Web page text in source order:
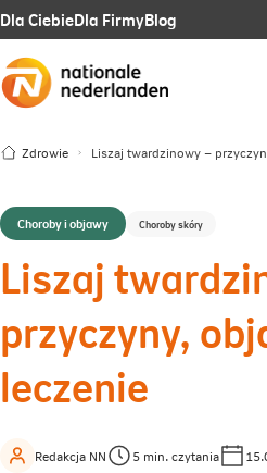
Dla CiebieLink
się
karcie
Dla FirmyLink
się
Blog
Zdrowie Liszaj twardzinowy –
Choroby i objawy Choroby skóry
Liszaj
przyczyny,
leczenie
Redakcja NN 5 min. czytania